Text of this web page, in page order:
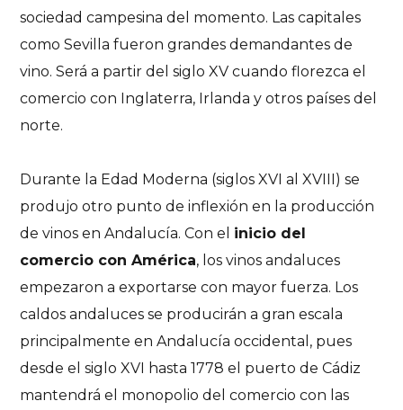
sociedad campesina del momento. Las capitales
como Sevilla fueron grandes demandantes de
vino. Será a partir del siglo XV cuando florezca el
comercio con Inglaterra, Irlanda y otros países del
norte.
Durante la Edad Moderna (siglos XVI al XVIII) se
produjo otro punto de inflexión en la producción
de vinos en Andalucía. Con el inicio del
comercio con América, los vinos andaluces
empezaron a exportarse con mayor fuerza. Los
caldos andaluces se producirán a gran escala
principalmente en Andalucía occidental, pues
desde el siglo XVI hasta 1778 el puerto de Cádiz
mantendrá el monopolio del comercio con las